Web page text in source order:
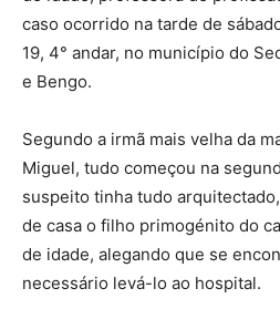
caso ocorrido na tarde de
19, 4° andar, no município do
e Bengo.
Segundo a irmã mais velha da
Miguel, tudo começou na
suspeito tinha tudo
de casa o filho primogénito do
de idade, alegando que se
necessário levá-lo ao hospital.